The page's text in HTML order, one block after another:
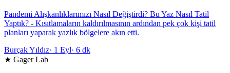
Pandemi Alışkanlıklarımızı Nasıl Değiştirdi? Bu Yaz Nasıl Tatil
Yaptık? - Kısıtlamaların kaldırılmasının ardından pek çok kişi tatil
planları yaparak yazlık bölgelere akın etti.
Burçak Yıldız· 1 Eyl· 6 dk
★ Gager Lab